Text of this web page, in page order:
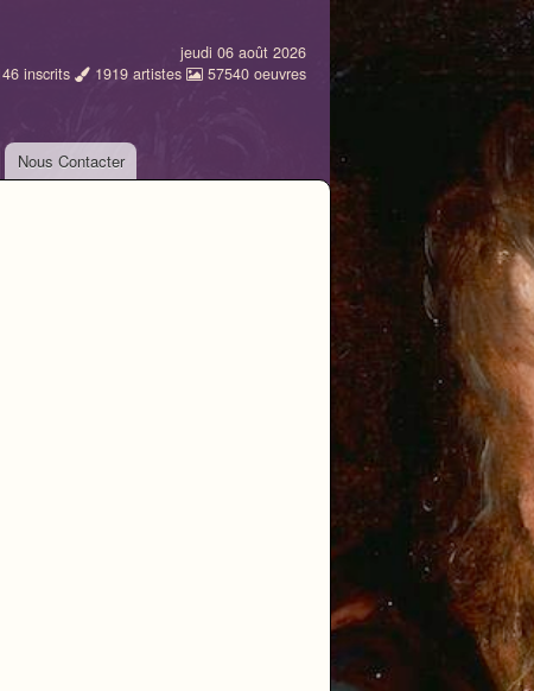
jeudi 06 août 2026
inscrits 1919 artistes 57540 oeuvres
Nous Contacter